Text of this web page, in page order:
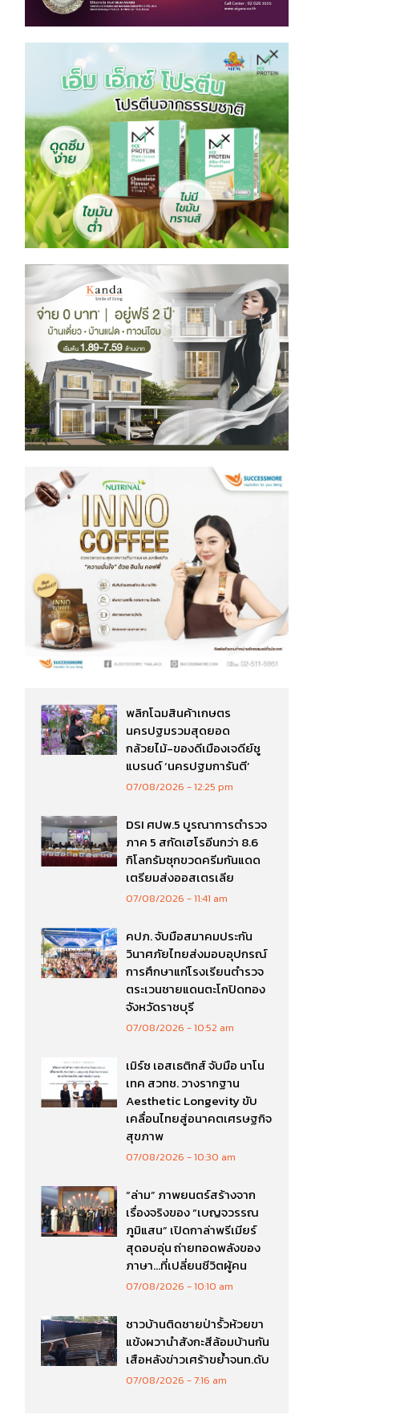
พลิกโฉมสินค้าเกษตร
นครปฐมรวมสุดยอด
กล้วยไม้-ของดีเมืองเจดีย์ชู
แบรนด์ ‘นครปฐมการันตี’
07/08/2026 12:25 pm
DSI ศปพ.5 บูรณาการตำรวจ
ภาค 5 สกัดเฮโรอีนกว่า 8.6
กิโลกรัมซุกขวดครีมกันแดด
เตรียมส่งออสเตรเลีย
07/08/2026 11:41 am
คปภ. จับมือสมาคมประกัน
วินาศภัยไทยส่งมอบอุปกรณ์
การศึกษาแก่โรงเรียนตำรวจ
ตระเวนชายแดนตะโกปิดทอง
จังหวัดราชบุรี
07/08/2026 10:52 am
เมิร์ซ เอสเธติกส์ จับมือ นาโน
เทค สวทช. วางรากฐาน
Aesthetic Longevity ขับ
เคลื่อนไทยสู่อนาคตเศรษฐกิจ
สุขภาพ
07/08/2026 10:30 am
“ล่าม” ภาพยนตร์สร้างจาก
เรื่องจริงของ “เบญจวรรณ
ภูมิแสน” เปิดกาล่าพรีเมียร์
สุดอบอุ่น ถ่ายทอดพลังของ
ภาษา…ที่เปลี่ยนชีวิตผู้คน
07/08/2026 10:10 am
ชาวบ้านติดชายป่ารั้วห้วยขา
แข้งผวานำสังกะสีล้อมบ้านกัน
เสือหลังข่าวเศร้าขย้ำจนท.ดับ
07/08/2026 7:16 am